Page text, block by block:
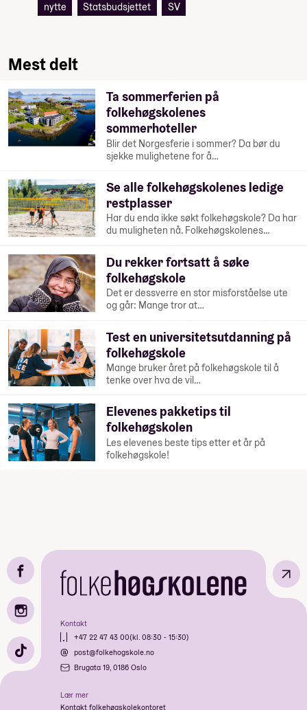
nytte
Statsbudsjettet SV
Mest delt
Ta sommerferien på
folkehøgskolenes
sommerhoteller
Blir det Norgesferie i sommer? Da bør du
sjekke mulighetene for å…
Se alle folkehøgskolenes ledige
restplasser
Har du enda ikke søkt folkehøgskole? Da har
du muligheten nå. Folkehøgskolenes…
Du rekker fortsatt å søke
folkehøgskole
Det er dessverre en stor misforståelse ute
og går: Mange tror at…
Test en universitetsutdanning på
folkehøgskole
Mange bruker året på folkehøgskole til å
tenke over hva de vil…
Elevenes pakketips til
folkehøgskolen
Les elevenes beste tips etter et år på
folkehøgskole!
Kontakt
+47 22 47 43 00(kl. 08:30 - 15:30)
post@folkehogskole.no
Brugata 19, 0186 Oslo
Lær mer
Kontakt folkehøgskolekontoret
↗